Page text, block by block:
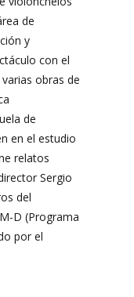
de
y
con el
obras de
de
en el estudio
relatos
Sergio
del
D (Programa
por el